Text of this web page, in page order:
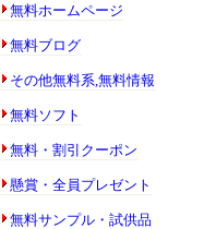
無料ホームページ
無料ブログ
その他無料系,無料情報
無料ソフト
無料・割引クーポン
懸賞・全員プレゼント
無料サンプル・試供品